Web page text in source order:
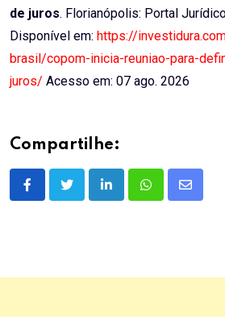
de juros. Florianópolis: Portal
Disponível em: https://
brasil/copom-inicia-reuniao-para-
juros/ Acesso em: 07 ago. 2026
Compartilhe:
LinkedInWhatsappShare